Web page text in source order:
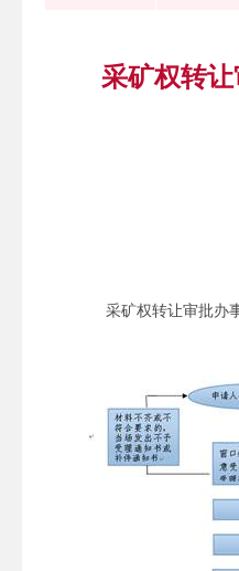
采矿权转
采矿权转让审批办